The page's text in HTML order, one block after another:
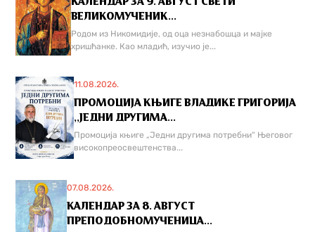
ВЕЛИКОМУЧЕНИК...
Родом из Никомидије, од оца незнабошца и мајке
хришћанке. Као младић, изучио је...
11.08.2026.
ПРОМОЦИЈА КЊИГЕ ВЛАДИКЕ ГРИГОРИЈА
,,ЈЕДНИ ДРУГИМА...
Промоција књиге „Једни другима потребни“ Његовог
високопреосвештенства...
07.08.2026.
КАЛЕНДАР ЗА 8. АВГУСТ
ПРЕПОДОБНОМУЧЕНИЦА...